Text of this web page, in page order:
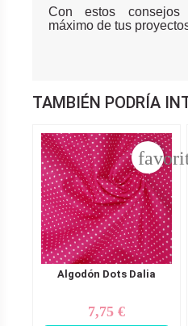
Con estos consejos
máximo de tus
TAMBIÉN PODRÍA
Algodón Dots Dalia
Precio
7,75 €